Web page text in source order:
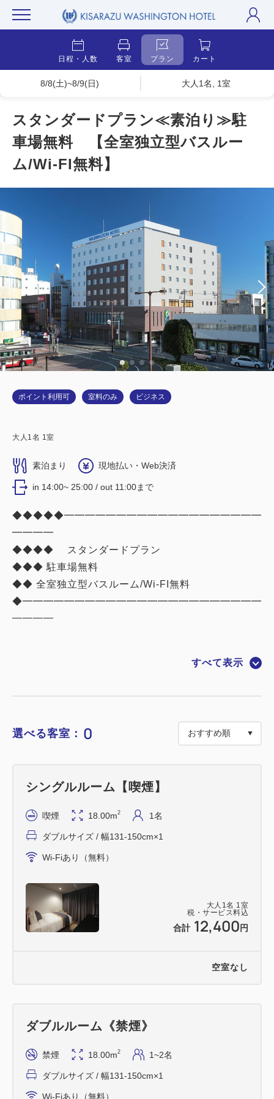
日程・人数 客室 プラン カート
8/8(土)~8/9(日) 大人1名, 1室
スタンダードプラン≪素泊り≫駐
車場無料 【全室独立型バスルー
ム/Wi-FI無料】
ポイント利用可 室料のみ ビジネス
大人 1 名 1 室
素泊まり 現地払い・Web決済
in 14:00~ 25:00 / out 11:00まで
◆◆◆◆◆━━━━━━━━━━━━━━━━━━━
━━━━
◆◆◆◆ スタンダードプラン
◆◆◆ 駐車場無料
◆◆ 全室独立型バスルーム/Wi-FI無料
◆━━━━━━━━━━━━━━━━━━━━━━━
━━━━
③ 全室に天井埋込形「ナノイー」発生機Panasonic
④ 安心のセキュリティ
ルームキー連動型エレベーター採用で、
お客様以外のフロアの立ち入りを防止
■おすすめポイント
① 全室独立したバスルーム完備
② 全室にWiFi環境を完備
③ 全室に天井埋込形「ナノイー」発生機Panasonic
■アクセス
・JR木更津駅(東口)から徒歩1分
すべて表示
選べる客室： 0
大人 1 名 1 室
税・サービス料込
合計 12,400 円
シングルルーム【喫煙】
喫煙 18.00m2 1名
ダブルサイズ / 幅131-150cm×1
Wi-Fiあり（無料）
空室なし
ダブルルーム《禁煙》
禁煙 18.00m2 1~2名
ダブルサイズ / 幅131-150cm×1
Wi-Fiあり（無料）